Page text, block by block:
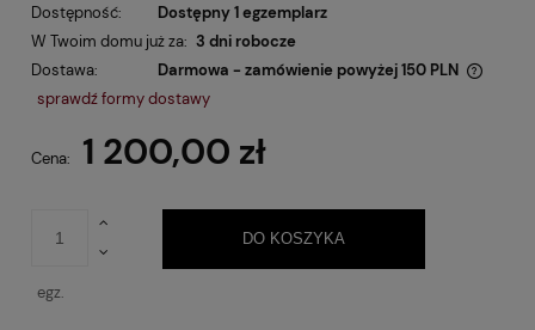
Dostępność:
Dostępny 1 egzemplarz
W Twoim domu już za: 3 dni robocze
Dostawa:
Darmowa - zamówienie powyżej 150 PLN
Cena nie zawiera ewentualnych kosztów płatności
sprawdź formy dostawy
Cena: 1 200,00 zł
egz.
DO KOSZYKA